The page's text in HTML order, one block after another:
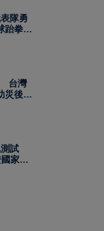
隊勇
跆拳道
台灣
災後復
測試
家通